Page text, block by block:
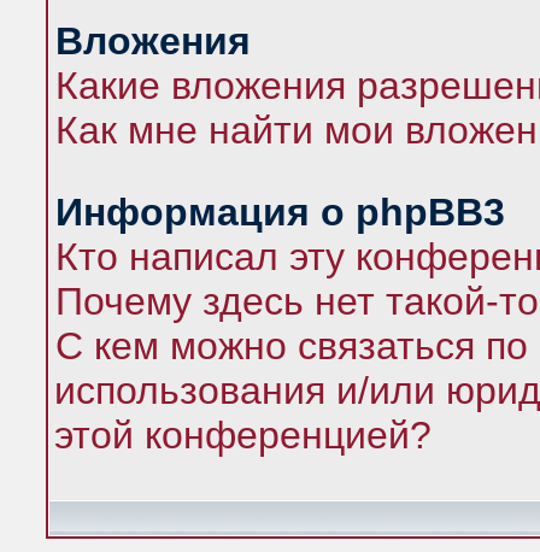
Вложения
Какие вложения
Как мне найти мои
Информация о phpBB3
Кто написал эту
Почему здесь нет такой-
С кем можно связаться по
использования и/или
этой конференцией?